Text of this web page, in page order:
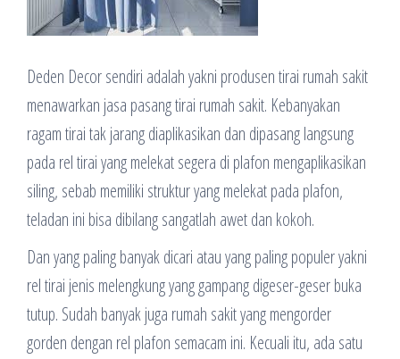
Deden Decor sendiri adalah yakni produsen tirai rumah sakit
menawarkan jasa pasang tirai rumah sakit. Kebanyakan
ragam tirai tak jarang diaplikasikan dan dipasang langsung
pada rel tirai yang melekat segera di plafon mengaplikasikan
siling, sebab memiliki struktur yang melekat pada plafon,
teladan ini bisa dibilang sangatlah awet dan kokoh.
Dan yang paling banyak dicari atau yang paling populer yakni
rel tirai jenis melengkung yang gampang digeser-geser buka
tutup. Sudah banyak juga rumah sakit yang mengorder
gorden dengan rel plafon semacam ini. Kecuali itu, ada satu